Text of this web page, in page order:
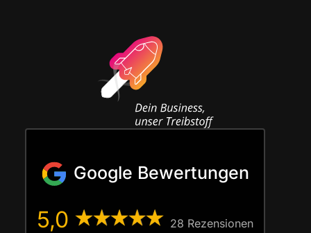
Google Bewertungen
5,0 28 Rezen­sio­nen